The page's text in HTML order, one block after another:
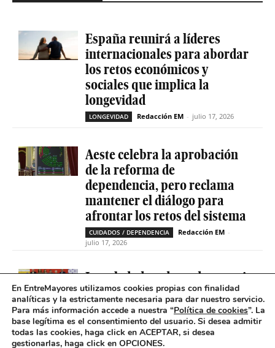
España reunirá a líderes
internacionales para abordar
los retos económicos y
sociales que implica la
longevidad
LONGEVIDAD Redacción EM - julio 17, 2026
Aeste celebra la aprobación
de la reforma de
dependencia, pero reclama
mantener el diálogo para
afrontar los retos del sistema
CUIDADOS / DEPENDENCIA Redacción EM -
julio 17, 2026
La soledad no deseada es casi
cinco veces superior entre
personas que tienen
problemas de salud mental
SOLEDAD NO DESEADA Redacción EM
En EntreMayores utilizamos cookies propias con finalidad
analíticas y la estrictamente necesaria para dar nuestro servicio.
Para más información accede a nuestra “Política de cookies”. La
base legítima es el consentimiento del usuario. Si desea admitir
todas las cookies, haga click en ACEPTAR, si desea
gestionarlas, haga click en OPCIONES.